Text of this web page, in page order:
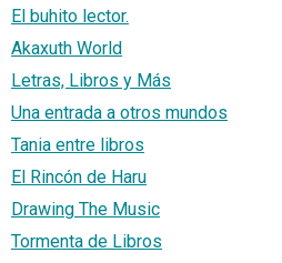
El buhito lector.
Akaxuth World
Letras, Libros y Más
Una entrada a otros mundos
Tania entre libros
El Rincón de Haru
Drawing The Music
Tormenta de Libros